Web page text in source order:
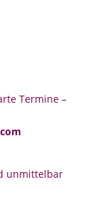
Termine –
unmittelbar